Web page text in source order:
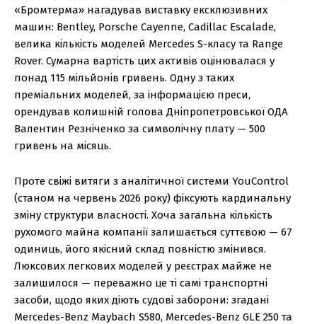
«Бромтерма» нагадував виставку ексклюзивних
машин: Bentley, Porsche Cayenne, Cadillac Escalade,
велика кількість моделей Mercedes S-класу та Range
Rover. Сумарна вартість цих активів оцінювалася у
понад 115 мільйонів гривень. Одну з таких
преміальних моделей, за інформацією преси,
орендував колишній голова Дніпропетровської ОДА
Валентин Резніченко за символічну плату — 500
гривень на місяць.
Проте свіжі витяги з аналітичної системи YouControl
(станом на червень 2026 року) фіксують кардинальну
зміну структури власності. Хоча загальна кількість
рухомого майна компанії залишається суттєвою — 67
одиниць, його якісний склад повністю змінився.
Люксових легкових моделей у реєстрах майже не
залишилося — переважно це ті самі транспортні
засоби, щодо яких діють судові заборони: згадані
Mercedes-Benz Maybach S580, Mercedes-Benz GLE 250 та